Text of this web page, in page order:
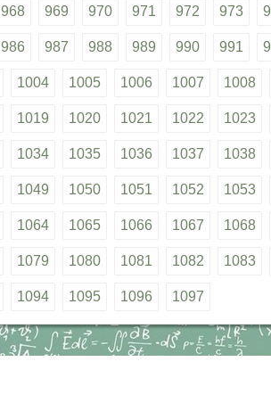
968 969 970 971 972 973
986 987 988 989 990 991
1004 1005 1006 1007 1008
1019 1020 1021 1022 1023
1034 1035 1036 1037 1038
1049 1050 1051 1052 1053
1064 1065 1066 1067 1068
1079 1080 1081 1082 1083
1094 1095 1096 1097